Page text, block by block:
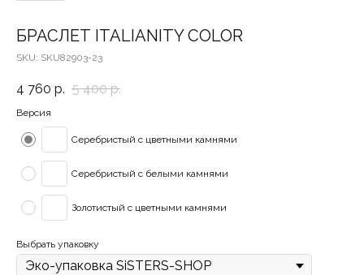
БРАСЛЕТ ITALIANITY COLOR
SKU: SKU82903-23
4 760 р. 5 400 р.
Версия
Серебристый с цветными камнями
Серебристый с белыми камнями
Золотистый с цветными камнями
Выбрать упаковку